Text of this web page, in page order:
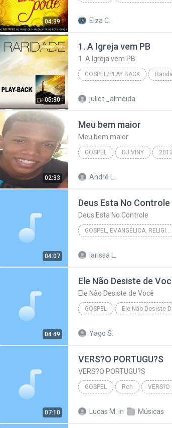
04:39 Elza C.
05:30
1. A Igreja vem PB
1. A Igreja vem PB
GOSPEL/PLAY BACK
julieti_almeida
02:33
Meu bem maior
Meu bem maior
GOSPEL DJ VINY 2013
André L.
04:07
Deus Esta No Controle
Deus Esta No Controle
GOSPEL, EVANGÉLICA, RELIGIOSA
larissa L.
04:49
Ele Não Desiste de
Ele Não Desiste de Você
GOSPEL
Yago S.
07:10
VERS?O PORTUGU?S
VERS?O PORTUGU?S
GOSPEL Roh VERS?O
Lucas M. in Músicas